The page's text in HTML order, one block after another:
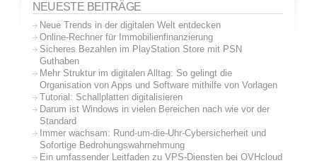
NEUESTE BEITRÄGE
Neue Trends in der digitalen Welt entdecken
Online-Rechner für Immobilienfinanzierung
Sicheres Bezahlen im PlayStation Store mit PSN
Guthaben
Mehr Struktur im digitalen Alltag: So gelingt die
Organisation von Apps und Software mithilfe von Vorlagen
Tutorial: Schallplatten digitalisieren
Darum ist Windows in vielen Bereichen nach wie vor der
Standard
Immer wachsam: Rund-um-die-Uhr-Cybersicherheit und
Sofortige Bedrohungswahrnehmung
Ein umfassender Leitfaden zu VPS-Diensten bei OVHcloud